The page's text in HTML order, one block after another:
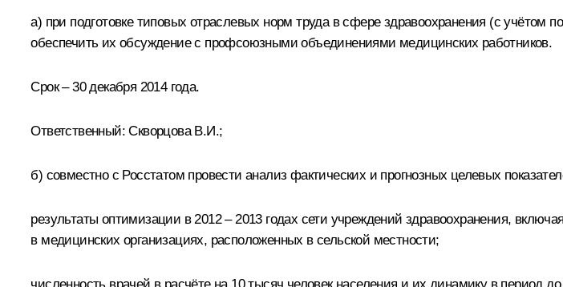
а) при подготовке типовых отраслевых норм труда в сфере здравоохранения (с учётом
обеспечить их обсуждение с профсоюзными объединениями медицинских работников.
Срок – 30 декабря 2014 года.
Ответственный:Скворцова В.И.;
б) совместно с Росстатом провести анализ фактических и прогнозных целевых
результаты оптимизации в 2012 – 2013 годах сети учреждений здравоохранения,
в медицинских организациях, расположенных в сельской местности;
численность врачей в расчёте на 10 тысяч человек населения и их динамику в период до